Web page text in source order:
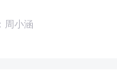
周小涵